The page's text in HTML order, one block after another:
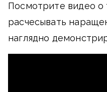
Посмотрите видео о
расчесывать
наглядно